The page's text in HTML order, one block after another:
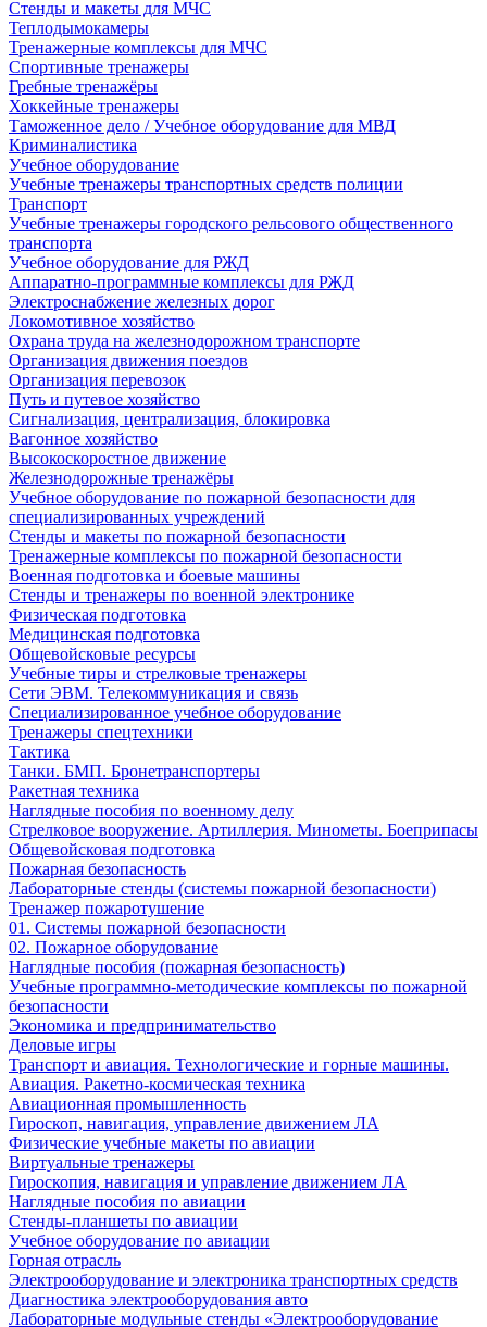
Стенды и макеты для МЧС
Теплодымокамеры
Тренажерные комплексы для МЧС
Спортивные тренажеры
Гребные тренажёры
Хоккейные тренажеры
Таможенное дело / Учебное оборудование для МВД
Криминалистика
Учебное оборудование
Учебные тренажеры транспортных средств полиции
Транспорт
Учебные тренажеры городского рельсового общественного
транспорта
Учебное оборудование для РЖД
Аппаратно-программные комплексы для РЖД
Электроснабжение железных дорог
Локомотивное хозяйство
Охрана труда на железнодорожном транспорте
Организация движения поездов
Организация перевозок
Путь и путевое хозяйство
Сигнализация, централизация, блокировка
Вагонное хозяйство
Высокоскоростное движение
Железнодорожные тренажёры
Учебное оборудование по пожарной безопасности для
специализированных учреждений
Стенды и макеты по пожарной безопасности
Тренажерные комплексы по пожарной безопасности
Военная подготовка и боевые машины
Стенды и тренажеры по военной электронике
Физическая подготовка
Медицинская подготовка
Общевойсковые ресурсы
Учебные тиры и стрелковые тренажеры
Сети ЭВМ. Телекоммуникация и связь
Специализированное учебное оборудование
Тренажеры спецтехники
Тактика
Танки. БМП. Бронетранспортеры
Ракетная техника
Наглядные пособия по военному делу
Стрелковое вооружение. Артиллерия. Минометы. Боеприпасы
Общевойсковая подготовка
Пожарная безопасность
Лабораторные стенды (системы пожарной безопасности)
Тренажер пожаротушение
01. Системы пожарной безопасности
02. Пожарное оборудование
Наглядные пособия (пожарная безопасность)
Учебные программно-методические комплексы по пожарной
безопасности
Экономика и предпринимательство
Деловые игры
Транспорт и авиация. Технологические и горные машины.
Авиация. Ракетно-космическая техника
Авиационная промышленность
Гироскоп, навигация, управление движением ЛА
Физические учебные макеты по авиации
Виртуальные тренажеры
Гироскопия, навигация и управление движением ЛА
Наглядные пособия по авиации
Стенды-планшеты по авиации
Учебное оборудование по авиации
Горная отрасль
Электрооборудование и электроника транспортных средств
Диагностика электрооборудования авто
Лабораторные модульные стенды «Электрооборудование